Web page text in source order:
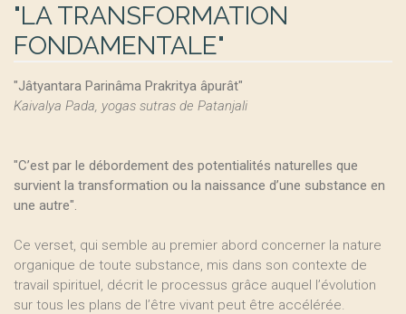
"LA TRANSFORMATION
FONDAMENTALE"
"Jâtyantara Parinâma Prakritya âpurât"
Kaivalya Pada, yogas sutras de Patanjali
"C’est par le débordement des potentialités naturelles que
survient la transformation ou la naissance d’une substance en
une autre".
Ce verset, qui semble au premier abord concerner la nature
organique de toute substance, mis dans son contexte de
travail spirituel, décrit le processus grâce auquel l’évolution
sur tous les plans de l’être vivant peut être accélérée.